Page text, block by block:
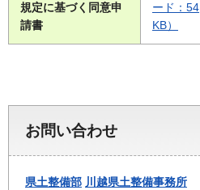
規定に基づく同意申
請書
ード：54
KB）
お問い合わせ
県土整備部 川越県土整備事務所